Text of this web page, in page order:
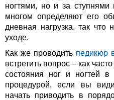
ногтями, но и за
многом определяют его
дневная нагрузка, так
уходе.
Как же проводить педикюр
встретить вопрос – как
состояния ног и ногтей
процедурой, если вы
начать приводить в